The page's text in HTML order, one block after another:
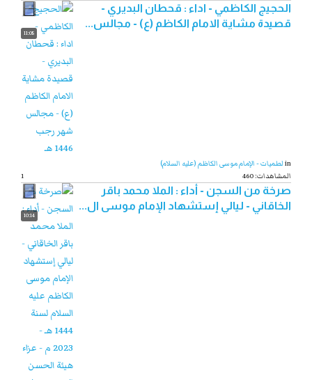
11:05
الحجيج الكاظمي - اداء : قحطان البديري -
قصيدة مشاية الامام الكاظم (ع) - مجالس...
inلطميات - الإمام موسى الكاظم (عليه السلام)
1
460 :المشاهدات
10:14
صرخة من السجن - أداء : الملا محمد باقر
الخاقاني - ليالي إستشهاد الإمام موسى ال...